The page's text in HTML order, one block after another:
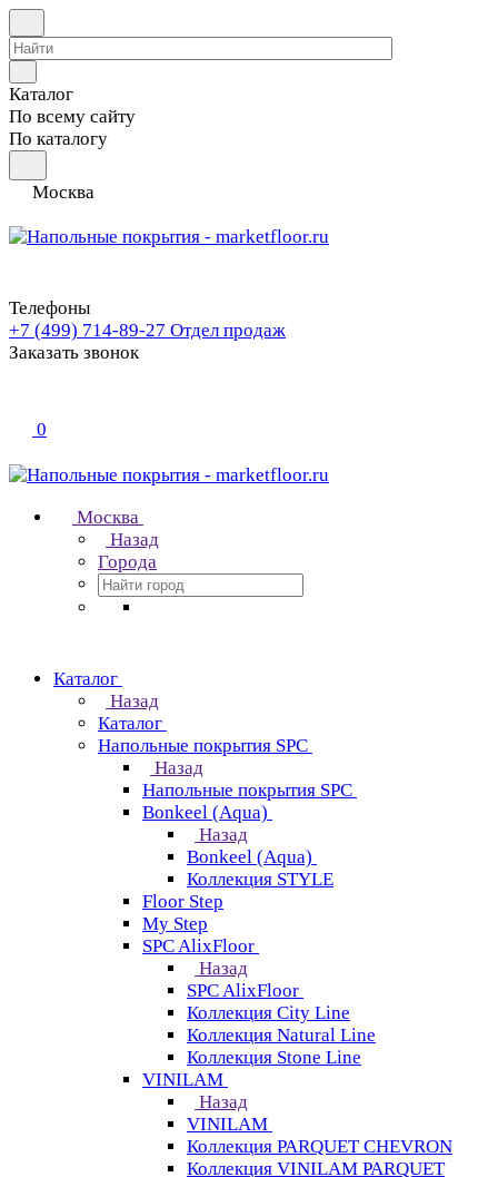
Каталог
По всему сайту
По каталогу
Москва
Телефоны
+7 (499) 714-89-27 Отдел продаж
Заказать звонок
0
Москва
Назад
Города
Каталог
Назад
Каталог
Напольные покрытия SPC
Назад
Напольные покрытия SPC
Bonkeel (Aqua)
Назад
Bonkeel (Aqua)
Коллекция STYLE
Floor Step
My Step
SPC AlixFloor
Назад
SPC AlixFloor
Коллекция City Line
Коллекция Natural Line
Коллекция Stone Line
VINILAM
Назад
VINILAM
Коллекция PARQUET CHEVRON
Коллекция VINILAM PARQUET